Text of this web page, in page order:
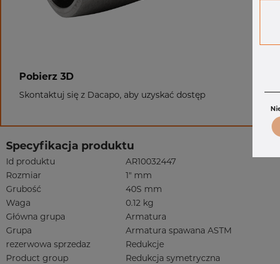
Pobierz 3D
Skontaktuj się z Dacapo, aby uzyskać dostęp
Specyfikacja produktu
Id produktu
AR10032447
Rozmiar
1" mm
Grubość
40S mm
Waga
0.12 kg
Główna grupa
Armatura
Grupa
Armatura spawana ASTM
rezerwowa sprzedaz
Redukcje
Product group
Redukcja symetryczna